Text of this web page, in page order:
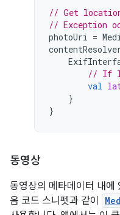
// Get
// Exception
photoUri =
// If
val
}
}
동영상
동영상의 메타데이터 내에
음 코드 스니펫과 같이